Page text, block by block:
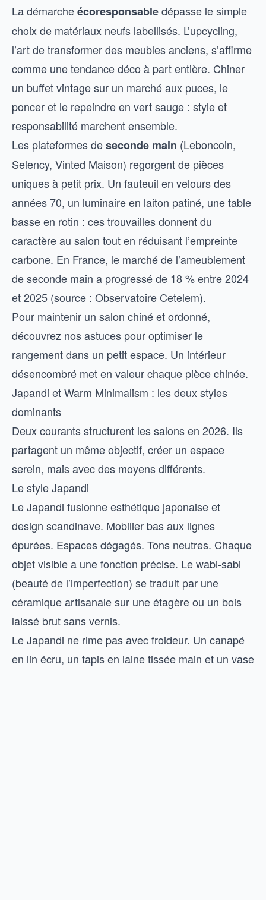
La démarcheécoresponsabledépasse le simple
choix de matériaux neufs labellisés. L’upcycling,
l’art de transformer des meubles anciens, s’affirme
comme une tendance déco à part entière. Chiner
un buffet vintage sur un marché aux puces, le
poncer et le repeindre en vert sauge : style et
responsabilité marchent ensemble.
Les plateformes deseconde main (Leboncoin,
Selency, Vinted Maison) regorgent de pièces
uniques à petit prix. Un fauteuil en velours des
années 70, un luminaire en laiton patiné, une table
basse en rotin : ces trouvailles donnent du
caractère au salon tout en réduisant l’empreinte
carbone. En France, le marché de l’ameublement
de seconde main a progressé de 18 % entre 2024
et 2025 (source : Observatoire Cetelem).
Pour maintenir un salon chiné et ordonné,
découvrez nos astuces pouroptimiser le
rangement dans un petit espace. Un intérieur
désencombré met en valeur chaque pièce chinée.
Japandi et Warm Minimalism : les deux styles
dominants
Deux courants structurent les salons en 2026. Ils
partagent un même objectif, créer un espace
serein, mais avec des moyens différents.
Le style Japandi
Le Japandi fusionne esthétique japonaise et
design scandinave. Mobilier bas aux lignes
épurées. Espaces dégagés. Tons neutres. Chaque
objet visible a une fonction précise. Le wabi-sabi
(beauté de l’imperfection) se traduit par une
céramique artisanale sur une étagère ou un bois
laissé brut sans vernis.
Le Japandi ne rime pas avec froideur. Un canapé
en lin écru, un tapis en laine tissée main et un vase